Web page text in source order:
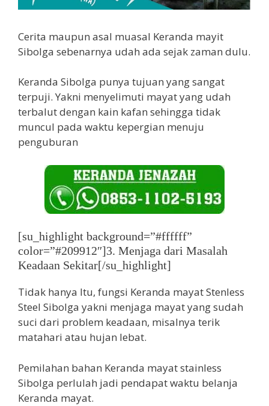
Cerita maupun asal muasal Keranda mayit
Sibolga sebenarnya udah ada sejak zaman dulu.
Keranda Sibolga punya tujuan yang sangat
terpuji. Yakni menyelimuti mayat yang udah
terbalut dengan kain kafan sehingga tidak
muncul pada waktu kepergian menuju
penguburan
[su_highlight background=”#ffffff”
color=”#209912″]3. Menjaga dari Masalah
Keadaan Sekitar[/su_highlight]
Tidak hanya Itu, fungsi Keranda mayat Stenless
Steel Sibolga yakni menjaga mayat yang sudah
suci dari problem keadaan, misalnya terik
matahari atau hujan lebat.
Pemilahan bahan Keranda mayat stainless
Sibolga perlulah jadi pendapat waktu belanja
Keranda mayat.